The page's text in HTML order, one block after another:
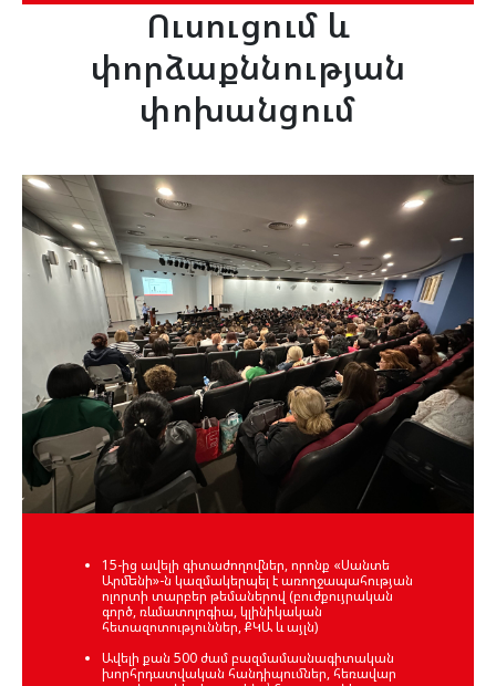
Ուսուցում և
փորձաքննության
փոխանցում
15-ից ավելի գիտաժողովներ, որոնք «Սանտե
Արմենի»-ն կազմակերպել է առողջապահության
ոլորտի տարբեր թեմաներով (բուժքույրական
գործ, ռևմատոլոգիա, կլինիկական
հետազոտություններ, ՔԿԱ և այլն)
Ավելի քան 500 ժամ բազմամասնագիտական
խորհրդատվական հանդիպումներ, հեռավար